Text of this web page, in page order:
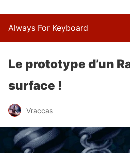
Always For Keyboard
Le prototype d’un
surface !
Vraccas